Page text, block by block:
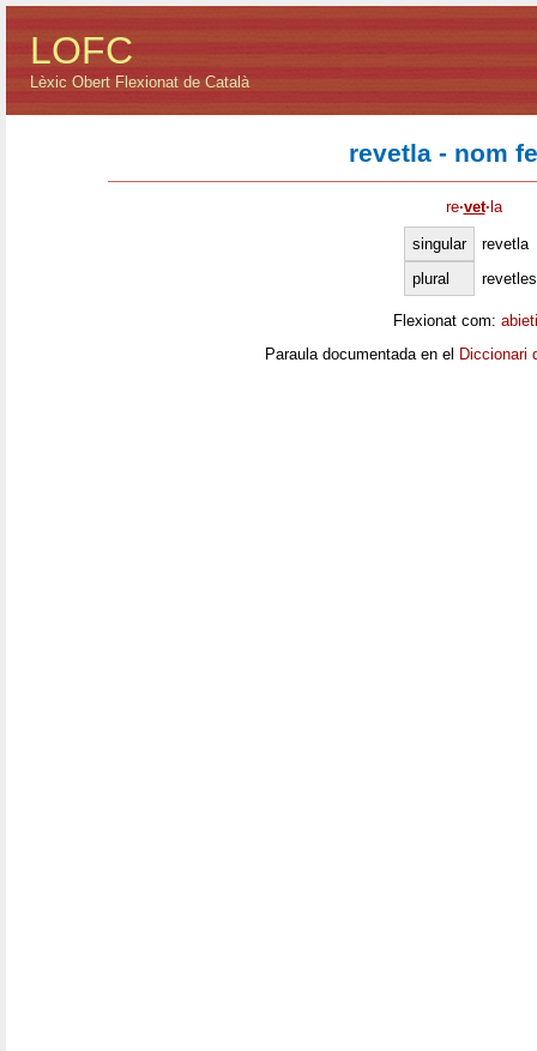
LOFC
Lèxic Obert Flexionat de Català
revetla - nom
re·vet· la
singular
revetla
plural
revetles
Flexionat com:
Paraula documentada en el Diccionari